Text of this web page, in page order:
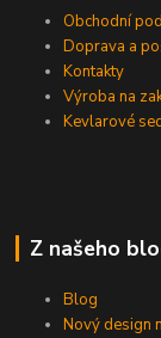
Obchodní
Doprava a
Kontakty
Výroba na
Kevlarové
Z našeho
Blog
Nový design